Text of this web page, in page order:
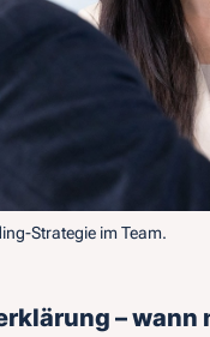
Strategie im Team.
– wann